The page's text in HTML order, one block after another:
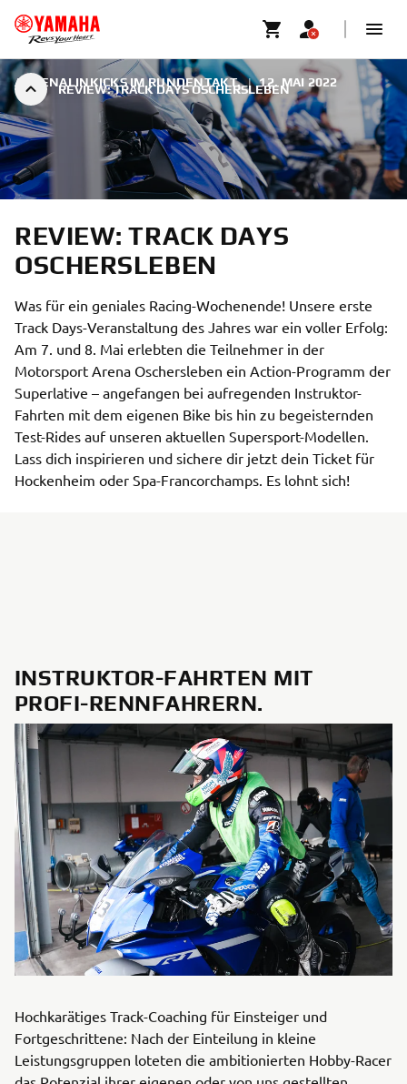
REVIEW: TRACK DAYS OSCHERSLEBEN
ADRENALINKICKS IM RUNDENTAKT. | 12. MAI 2022
REVIEW: TRACK DAYS
OSCHERSLEBEN
Was für ein geniales Racing-Wochenende! Unsere erste
Track Days-Veranstaltung des Jahres war ein voller Erfolg:
Am 7. und 8. Mai erlebten die Teilnehmer in der
Motorsport Arena Oschersleben ein Action-Programm der
Superlative – angefangen bei aufregenden Instruktor-
Fahrten mit dem eigenen Bike bis hin zu begeisternden
Test-Rides auf unseren aktuellen Supersport-Modellen.
Lass dich inspirieren und sichere dir jetzt dein Ticket für
Hockenheim oder Spa-Francorchamps. Es lohnt sich!
INSTRUKTOR-FAHRTEN MIT
PROFI-RENNFAHRERN.
Hochkarätiges Track-Coaching für Einsteiger und
Fortgeschrittene: Nach der Einteilung in kleine
Leistungsgruppen loteten die ambitionierten Hobby-Racer